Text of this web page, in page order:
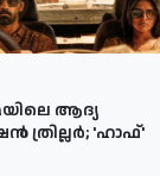
ആദ്യ
ത്രില്ലർ; 'ഹാഫ്'